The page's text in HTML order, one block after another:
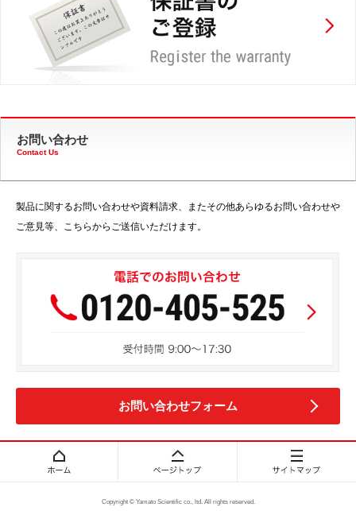
お問い合わせ
Contact Us
製品に関するお問い合わせや資料請求、またその他あらゆるお問い合わせや
ご意見等、こちらからご送信いただけます。
お問い合わせフォーム
Copyright © Yamato Scientific co., ltd. All rights reserved.